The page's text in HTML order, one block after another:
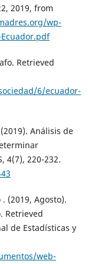
2019, from
wp-
Retrieved
6/ecuador-
Análisis de
4(7), 220-232.
(2019, Agosto).
Retrieved
de Estadísticas y
web-